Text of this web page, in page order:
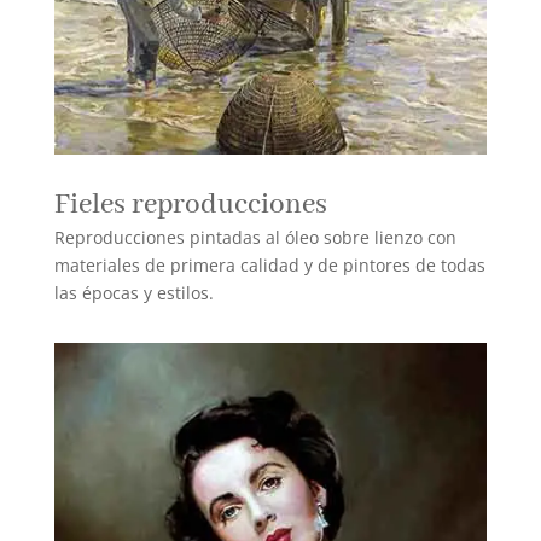
Fieles reproducciones
Reproducciones pintadas al óleo sobre lienzo con
materiales de primera calidad y de pintores de todas
las épocas y estilos.